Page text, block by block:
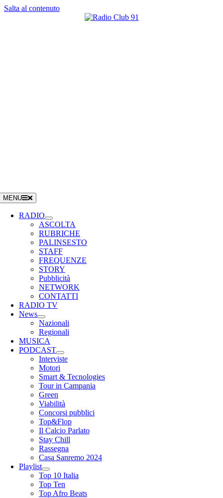
Salta al contenuto
MENU
RADIO
ASCOLTA
RUBRICHE
PALINSESTO
STAFF
FREQUENZE
STORY
Pubblicità
NETWORK
CONTATTI
RADIO TV
News
Nazionali
Regionali
MUSICA
PODCAST
Interviste
Motori
Smart & Tecnologies
Tour in Campania
Green
Viabilità
Concorsi pubblici
Top&Flop
Il Calcio Parlato
Stay Chill
Rassegna
Casa Sanremo 2024
Playlist
Top 10 Italia
Top Ten
Top Afro Beats